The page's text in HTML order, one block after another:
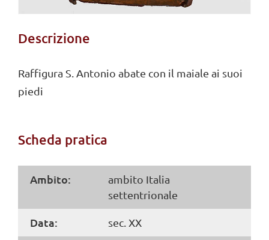
Descrizione
Raffigura S. Antonio abate con il maiale ai suoi
piedi
Scheda pratica
Ambito:
ambito Italia
settentrionale
Data: sec. XX